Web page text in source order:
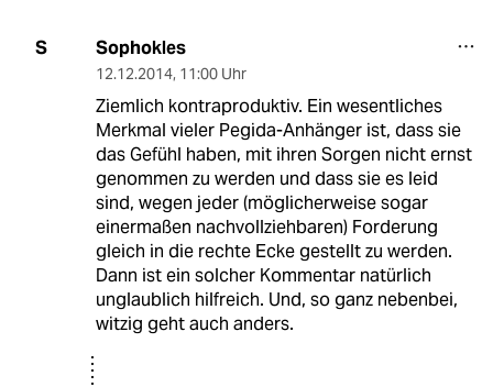
S Sophokles
12.12.2014, 11:00 Uhr
Ziemlich kontraproduktiv. Ein wesentliches
Merkmal vieler Pegida-Anhänger ist, dass sie
das Gefühl haben, mit ihren Sorgen nicht ernst
genommen zu werden und dass sie es leid
sind, wegen jeder (möglicherweise sogar
einermaßen nachvollziehbaren) Forderung
gleich in die rechte Ecke gestellt zu werden.
Dann ist ein solcher Kommentar natürlich
unglaublich hilfreich. Und, so ganz nebenbei,
witzig geht auch anders.